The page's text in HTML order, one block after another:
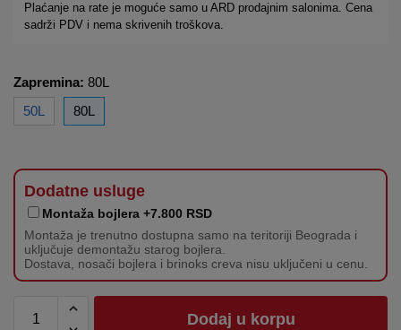
Plaćanje na rate je moguće samo u ARD prodajnim salonima. Cena
sadrži PDV i nema skrivenih troškova.
Zapremina: 80L
50L
80L
Dodatne usluge
Montaža bojlera +7.800 RSD
Montaža je trenutno dostupna samo na teritoriji Beograda i
uključuje demontažu starog bojlera.
Dostava, nosači bojlera i brinoks creva nisu uključeni u cenu.
Dodaj u korpu